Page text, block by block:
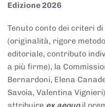
Edizione 2026
Tenuto conto dei criteri
(originalità, rigore
editoriale, contributo
a più firme), la
Bernardoni, Elena
Savoia, Valentina